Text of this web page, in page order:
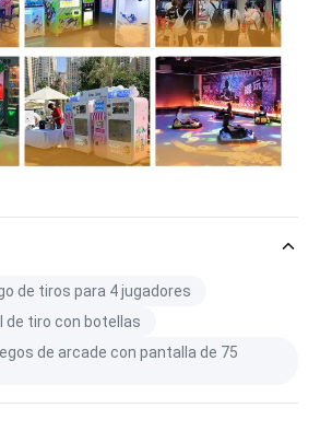
de tiros para 4 jugadores
de tiro con botellas
de arcade con pantalla de 75